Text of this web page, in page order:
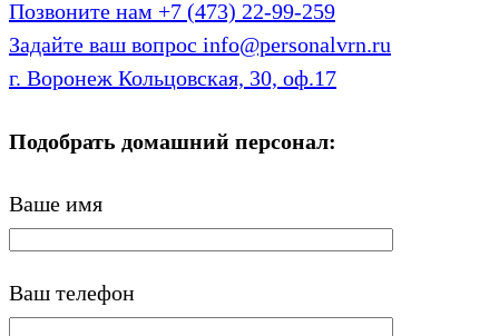
Позвоните нам +7 (473) 22-99-259
Задайте ваш вопрос info@personalvrn.ru
г. Воронеж Кольцовская, 30, оф.17
Подобрать домашний персонал:
Ваше имя
Ваш телефон